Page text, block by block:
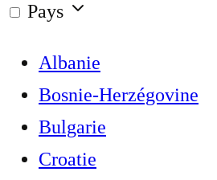
Pays
Albanie
Bosnie-Herzégovine
Bulgarie
Croatie